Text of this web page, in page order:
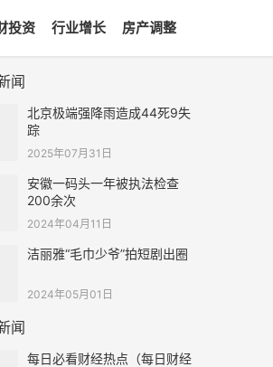
投资 行业增长 房产调整
闻
北京极端强降雨造成44死9失
踪
2025年07月31日
安徽一码头一年被执法检查
200余次
2024年04月11日
洁丽雅“毛巾少爷”拍短剧出圈
2024年05月01日
闻
每日必看财经热点（每日财经